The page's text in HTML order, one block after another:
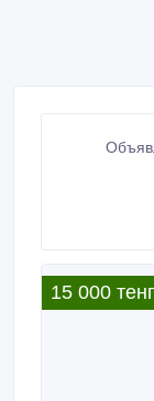
15 000